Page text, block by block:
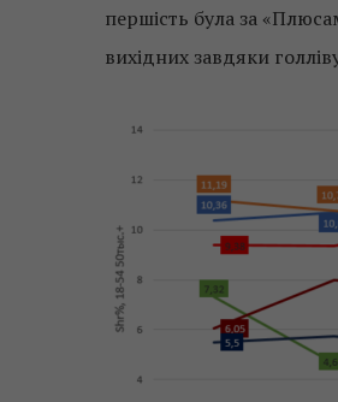
першість була за
вихідних завдяки